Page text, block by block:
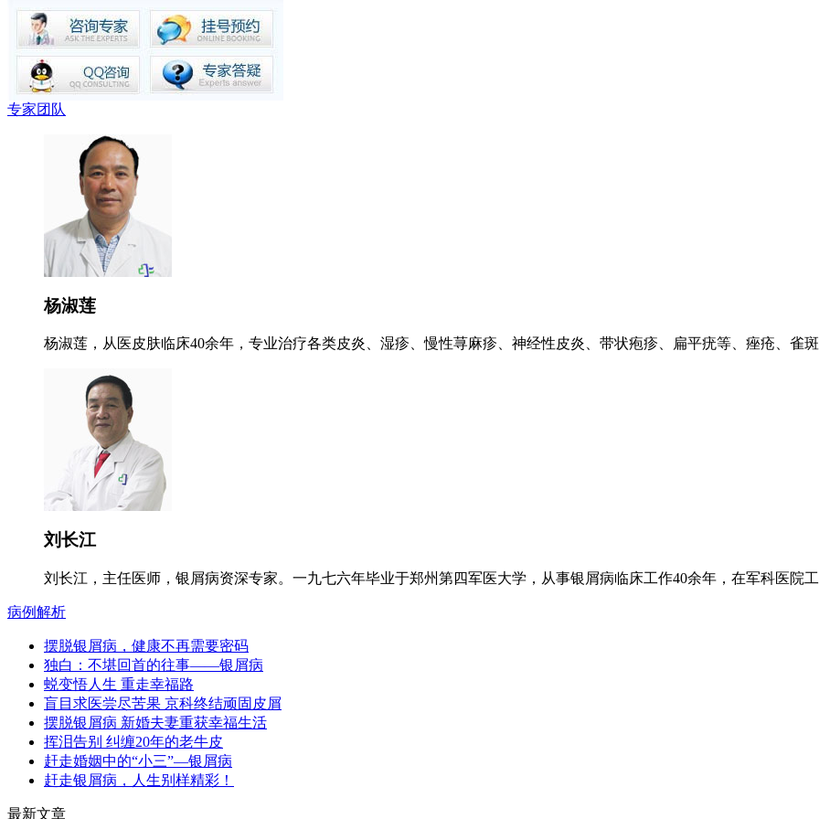
专家团队
杨淑莲
杨淑莲，从医皮肤临床40余年，专业治疗各类皮炎、湿疹、慢性荨麻疹、神经性皮炎、带状疱疹、扁平疣等、痤疮、雀
刘长江
刘长江，主任医师，银屑病资深专家。一九七六年毕业于郑州第四军医大学，从事银屑病临床工作40余年，在军科医院
病例解析
摆脱银屑病，健康不再需要密码
独白：不堪回首的往事——银屑病
蜕变悟人生 重走幸福路
盲目求医尝尽苦果 京科终结顽固皮屑
摆脱银屑病 新婚夫妻重获幸福生活
挥泪告别 纠缠20年的老牛皮
赶走婚姻中的“小三”—银屑病
赶走银屑病，人生别样精彩！
最新文章